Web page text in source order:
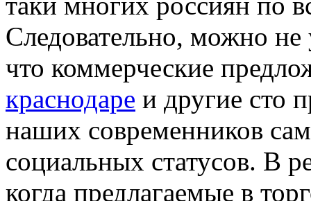
Следовательно, можно
что коммерческие
краснодаре и другие сто
наших современников
социальных статусов. В
когда предлагаемые в